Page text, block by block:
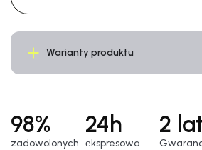
Warianty produktu
98%
zadowolonych
24h
еkspresowa
2